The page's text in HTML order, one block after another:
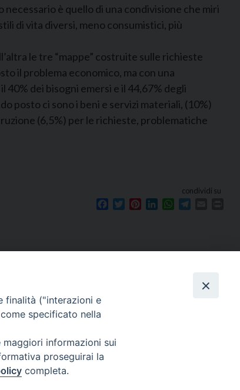
è quello di una condivisione che miri
di vita diversi, meno consumistici, più
le tre “mappe” costruite sulle richieste
il problema economico, ma con una
dei bisogni emersi e il 44,67% degli
posto ci sono i beni e servizi materiali, (10%)
(6,5%) per le richieste, problematiche
condividi su
Facebook
TwitterPinterestLinkedInWhatsApp
finalità ("interazioni e
specificato nella
informazioni sui
proseguirai la
completa.